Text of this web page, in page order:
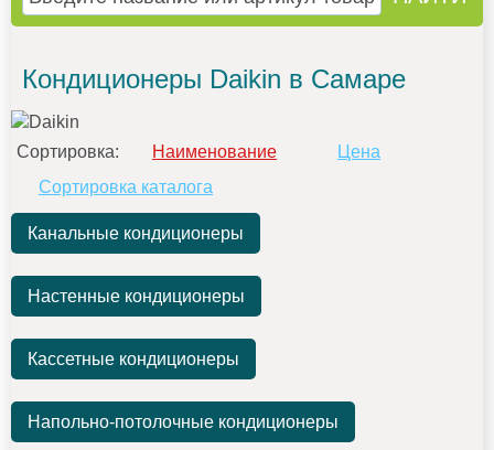
Кондиционеры Daikin в Самаре
Сортировка: Наименование
Цена
Сортировка каталога
Канальные кондиционеры
Настенные кондиционеры
Кассетные кондиционеры
Напольно-потолочные кондиционеры